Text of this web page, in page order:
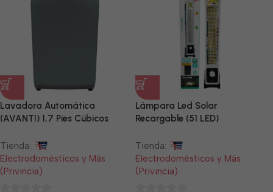
Lavadora Automática
(AVANTI) 1,7 Pies Cúbicos
Tienda:
Electrodomésticos y Más
(Privincia)
Lámpara Led Solar
Recargable (51 LED)
Tienda:
Electrodomésticos y Más
(Privincia)